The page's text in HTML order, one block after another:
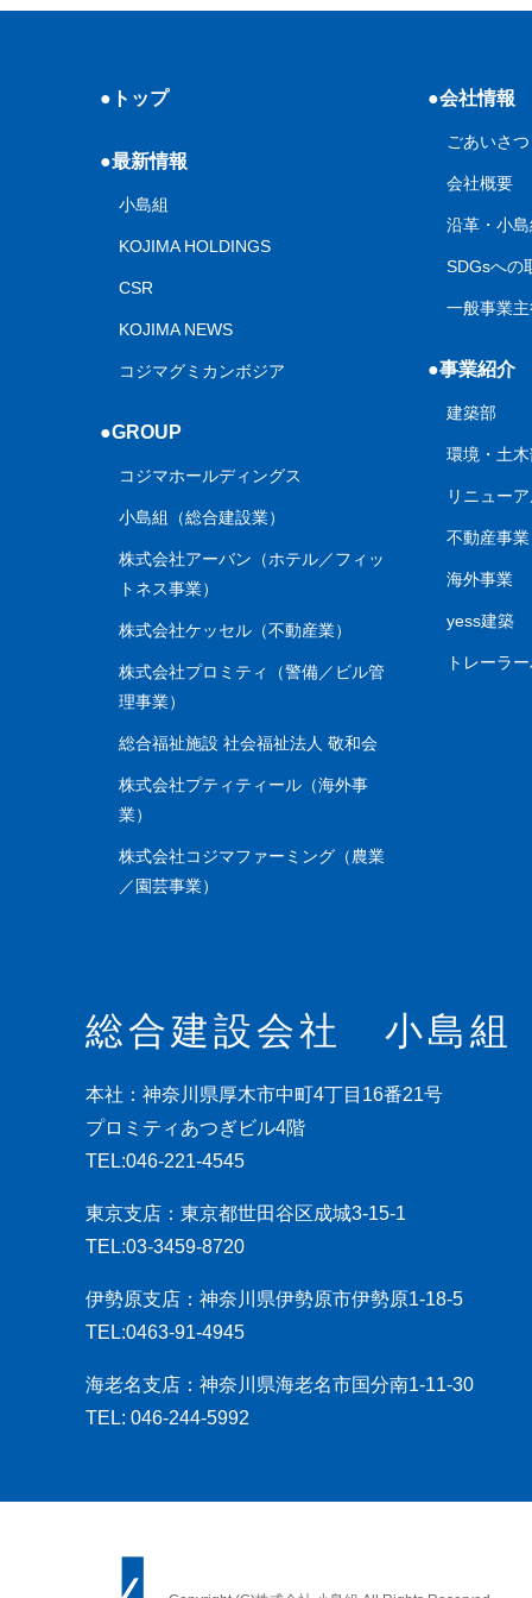
●トップ
●最新情報
小島組
KOJIMA HOLDINGS
CSR
KOJIMA NEWS
コジマグミカンボジア
●GROUP
コジマホールディングス
小島組（総合建設業）
株式会社アーバン（ホテル／フィッ
トネス事業）
株式会社ケッセル（不動産業）
株式会社プロミティ（警備／ビル管
理事業）
総合福祉施設 社会福祉法人 敬和会
株式会社プティティール（海外事
業）
株式会社コジマファーミング（農業
／園芸事業）
●会社情報
ごあいさつ
会社概要
沿革・小
SDGsへの
一般事業
●事業紹介
建築部
環境・土
リニュー
不動産事
海外事業
yess建築
トレーラ
総合建設会社 小島組
本社：神奈川県厚木市中町4丁目16番21号
プロミティあつぎビル4階
TEL:046-221-4545
東京支店：東京都世田谷区成城3-15-1
TEL:03-3459-8720
伊勢原支店：神奈川県伊勢原市伊勢原1-18-5
TEL:0463-91-4945
海老名支店：神奈川県海老名市国分南1-11-30
TEL: 046-244-5992